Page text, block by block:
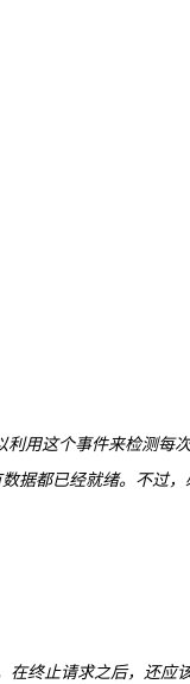
用这个事件来检测每次
据都已经就绪。不过，
在终止请求之后，还应